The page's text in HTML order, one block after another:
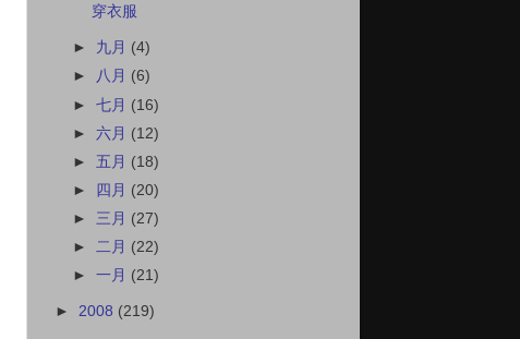
穿衣服
► 九月 (4)
►
八月 (6)
►七月 (16)
►六月 (12)
► 五月 (18)
►
四月 (20)
► 三月 (27)
►二月 (22)
►一月 (21)
► 2008 (219)